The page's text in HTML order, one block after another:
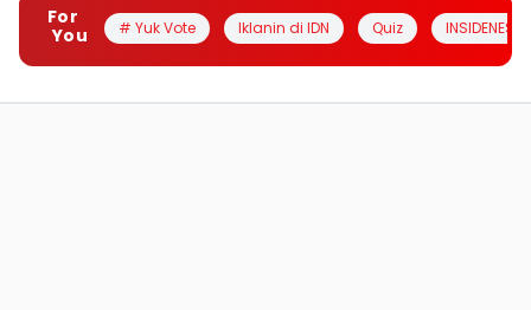
For
You
# Yuk Vote Iklanin di IDN Quiz INSIDENESIA